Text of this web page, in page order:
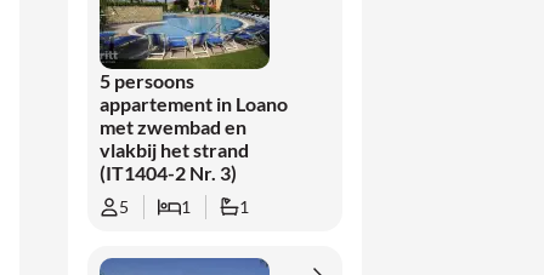
5 persoons
appartement in Loano
met zwembad en
vlakbij het strand
(IT1404-2 Nr. 3)
5 1 1